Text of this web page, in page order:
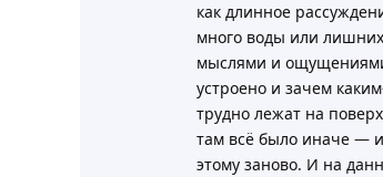
как длинное
много воды или
мыслями и
устроено и зачем
трудно лежат на
там всё было иначе —
этому заново. И на